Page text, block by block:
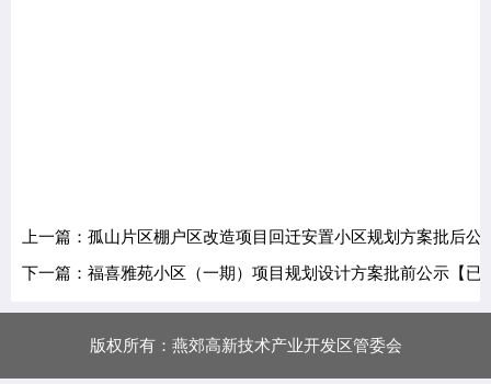
上一篇：孤山片区棚户区改造项目回迁安置小区规划方案批后公
下一篇：福喜雅苑小区（一期）项目规划设计方案批前公示【已
版权所有：燕郊高新技术产业开发区管委会